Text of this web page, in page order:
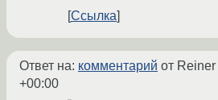
Ссылка
Ответ на: комментарий от Reiner
+00:00